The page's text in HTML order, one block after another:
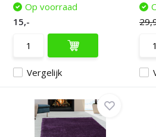
Vergelijk
Op voorraad
15,-